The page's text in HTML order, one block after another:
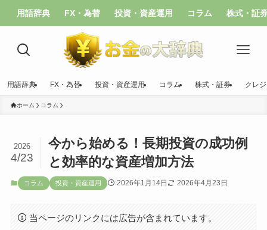
用語辞典 FX・為替 投資・資産運用 コラム 株式・証
用語辞典 FX・為替 投資・資産運用 コラム 株式・証券 クレ
ホーム コラム
今から始める！長期投資の成功例
と効率的な資産増加方法
2026
4/23
コラム 投資・資産運用 2026年1月14日 2026年4月23日
当ページのリンクには広告が含まれています。